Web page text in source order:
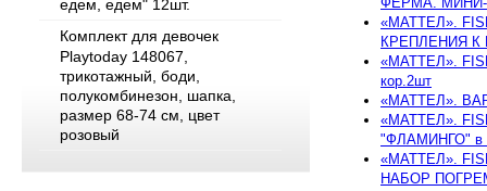
едем, едем" 12шт.
Комплект для девочек
Playtoday 148067,
трикотажный, боди,
полукомбинезон, шапка,
размер 68-74 см, цвет
розовый
«МАТТЕЛ».
КРЕПЛЕНИЯ К
«МАТТЕЛ».
кор.2шт
«МАТТЕЛ».
«МАТТЕЛ».
"ФЛАМИНГО" в
«МАТТЕЛ».
НАБОР